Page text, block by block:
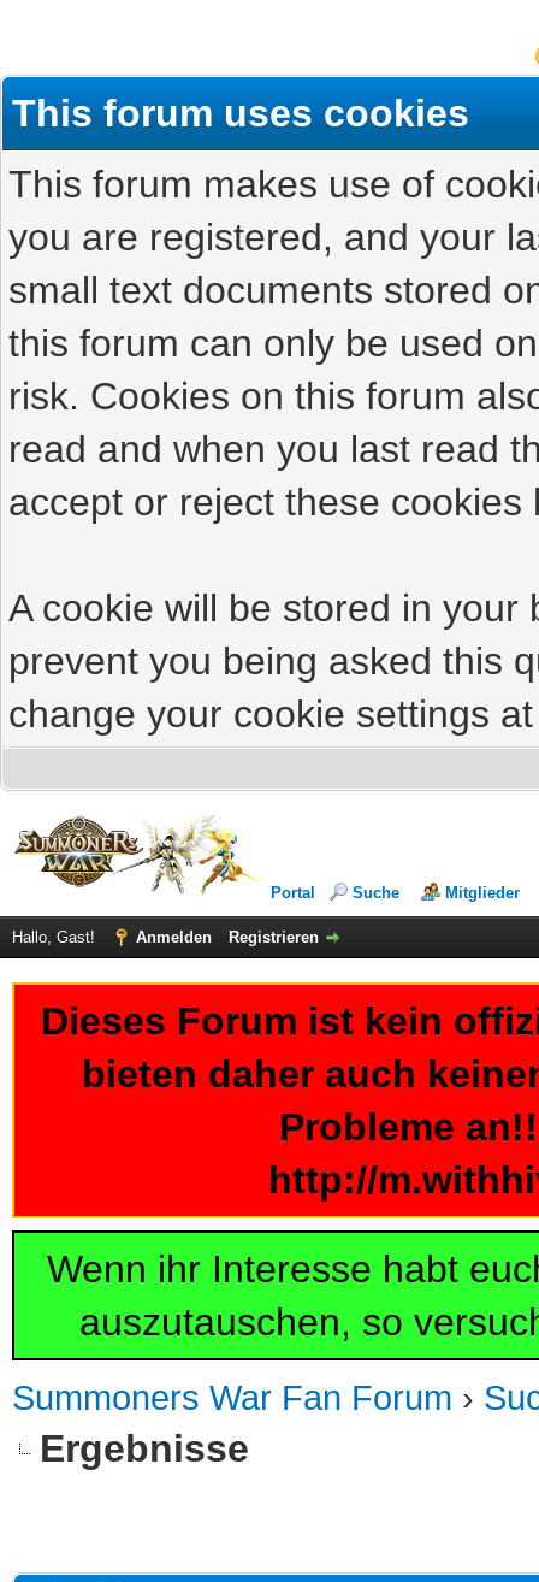
This forum uses cookies
This forum makes use of
you are registered, and your
small text documents stored
this forum can only be used
risk. Cookies on this forum
read and when you last read
accept or reject these cookies
A cookie will be stored in
prevent you being asked this
change your cookie settings
Portal Suche Mitglieder
Hallo, Gast! Anmelden Registrieren
Dieses Forum ist kein
bieten daher auch
Probleme
http://
Wenn ihr Interesse habt
auszutauschen, so
Summoners War Fan Forum ›
Ergebnisse